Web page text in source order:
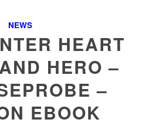
NEWS
HEART
HERO –
–
EBOOK